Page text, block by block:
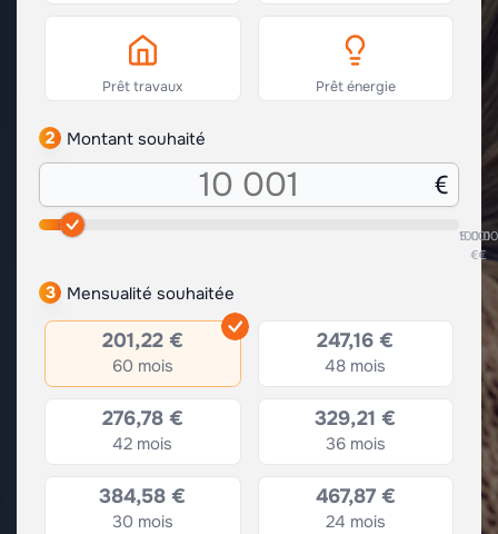
Prêt travaux Prêt énergie
2 Montant souhaité
5.001
€€
3 Mensualité souhaitée
201,22 €
60 mois
247,16 €
48 mois
276,78 €
42 mois
329,21 €
36 mois
384,58 €
30 mois
467,87 €
24 mois